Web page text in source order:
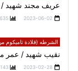
عريف مجند شهيد /
2023-06-02
الشرطه (قلادة تاميكوم
نقيب شهيد / عمر
2023-02-28